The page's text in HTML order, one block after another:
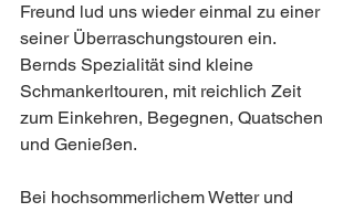
Freund lud uns wieder einmal zu einer
seiner Überraschungstouren ein.
Bernds Spezialität sind kleine
Schmankerltouren, mit reichlich Zeit
zum Einkehren, Begegnen, Quatschen
und Genießen.
Bei hochsommerlichem Wetter und